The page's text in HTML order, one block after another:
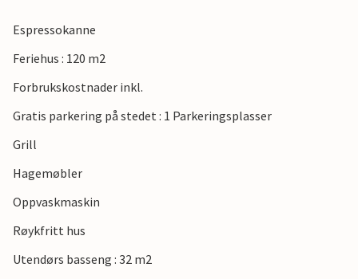
Espressokanne
Feriehus : 120 m2
Forbrukskostnader inkl.
Gratis parkering på stedet : 1 Parkeringsplasser
Grill
Hagemøbler
Oppvaskmaskin
Røykfritt hus
Utendørs basseng : 32 m2